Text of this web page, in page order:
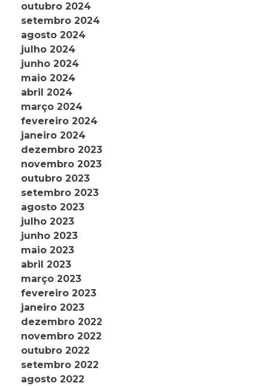
outubro 2024
setembro 2024
agosto 2024
julho 2024
junho 2024
maio 2024
abril 2024
março 2024
fevereiro 2024
janeiro 2024
dezembro 2023
novembro 2023
outubro 2023
setembro 2023
agosto 2023
julho 2023
junho 2023
maio 2023
abril 2023
março 2023
fevereiro 2023
janeiro 2023
dezembro 2022
novembro 2022
outubro 2022
setembro 2022
agosto 2022